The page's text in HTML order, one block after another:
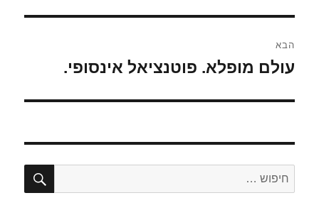
הבא
הפוסט
עולם מופלא. פוטנציאל אינסופי.
חפש: